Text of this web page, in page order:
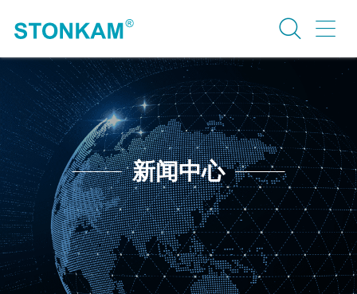
新闻中心
定制车载监控方案